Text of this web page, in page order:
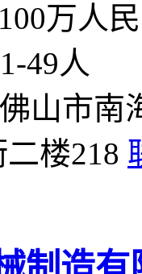
万人
49人
山市南
楼218